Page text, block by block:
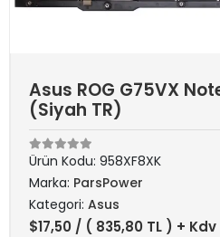
Asus ROG G75VX
(Siyah TR)
Ürün Kodu: 958XF8XK
Marka: ParsPower
Kategori: Asus
$17,50 / ( 835,80 TL ) + Kdv